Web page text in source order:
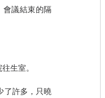
議結束的隔
生室。
了許多，只曉